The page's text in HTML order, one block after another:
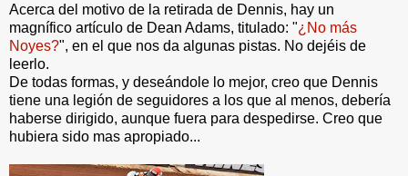
Acerca del motivo de la retirada de Dennis, hay un
magnífico artículo de Dean Adams, titulado: "¿No más
Noyes?", en el que nos da algunas pistas. No dejéis de
leerlo.
De todas formas, y deseándole lo mejor, creo que Dennis
tiene una legión de seguidores a los que al menos, debería
haberse dirigido, aunque fuera para despedirse. Creo que
hubiera sido mas apropiado...